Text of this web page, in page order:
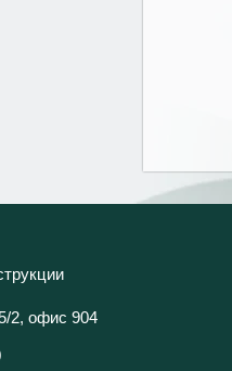
2, офис 904